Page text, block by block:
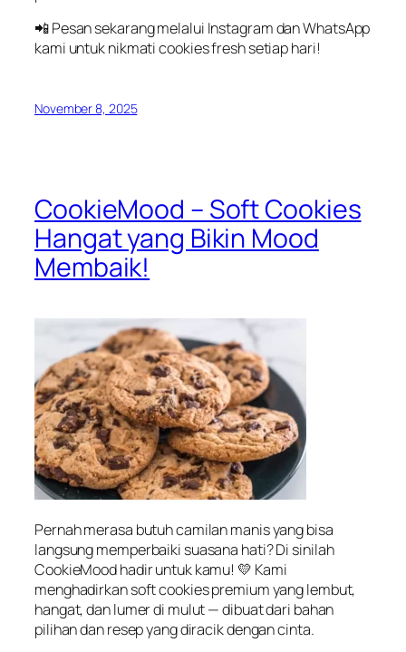
📲Pesansekarangmelalui Instagram dan WhatsApp
kami untuknikmaticookies freshsetiaphari!
November 8, 2025
CookieMood – Soft Cookies
Hangat yang Bikin Mood
Membaik!
Pernah merasa butuh camilan manis yang bisa
langsung memperbaiki suasana hati? Di sinilah
CookieMood hadir untuk kamu! 💛 Kami
menghadirkan soft cookies premium yang lembut,
hangat, dan lumer di mulut — dibuat dari bahan
pilihan dan resep yang diracik dengan cinta.